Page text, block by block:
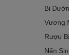
Bi
Vương
Rượu
Nến